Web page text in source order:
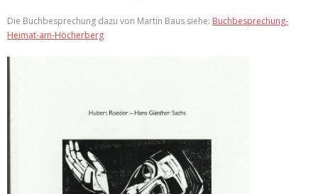
Die Buchbesprechung dazu von Martin Baus siehe: Buchbesprechung-
Heimat-am-Höcherberg